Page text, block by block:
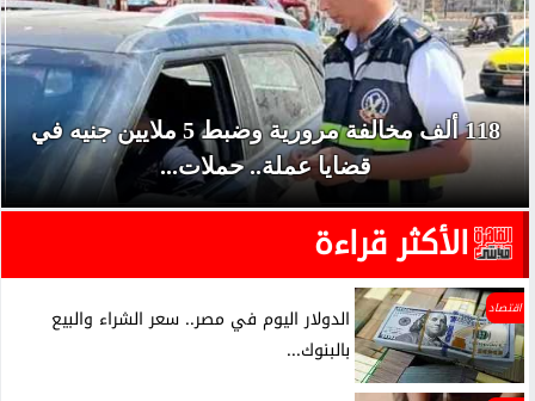
118 ألف مخالفة مرورية وضبط 5 ملايين جنيه في
قضايا عملة.. حملات...
الأكثر قراءة
اقتصاد
الدولار اليوم في مصر.. سعر الشراء والبيع
بالبنوك...